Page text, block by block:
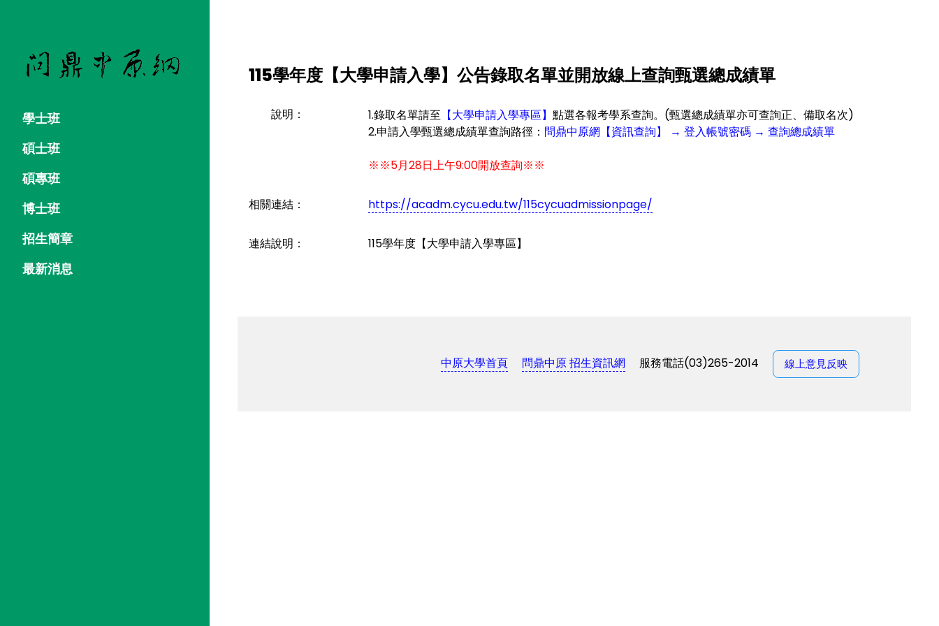
學士班
碩士班
碩專班
博士班
招生簡章
最新消息
115學年度【大學申請入學】公告錄取名單並開放線上查詢甄選總成績單
說明： 1.錄取名單請至 【大學申請入學專區】點選各報考學系查詢。(甄選總成績單亦可查詢正、備取名次)
2.申請入學甄選總成績單查詢路徑： 問鼎中原網【資訊查詢】 → 登入帳號密碼 → 查詢總成績單
※※5月28日上午9:00開放查詢※※
相關連結： https://acadm.cycu.edu.tw/115cycuadmissionpage/
連結說明： 115學年度【大學申請入學專區】
中原大學首頁 問鼎中原 招生資訊網 服務電話(03)265-2014 線上意見反映